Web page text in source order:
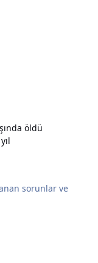
öldü
sorunlar ve